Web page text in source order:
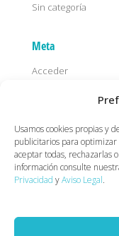
Usamos cookies propias y
publicitarios para
aceptar todas, rechazarlas
información consulte
Privacidad yAviso Legal.
Sin categoría
Meta
Acceder
WordPress.org